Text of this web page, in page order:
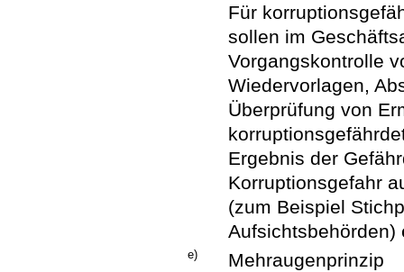
Für
sollen im
Vorgangskontrolle
Wiedervorlagen,
Überprüfung von
Ergebnis der
Korruptionsgefahr
(zum Beispiel
Aufsichtsbehörden)
e)
Mehraugenprinzip